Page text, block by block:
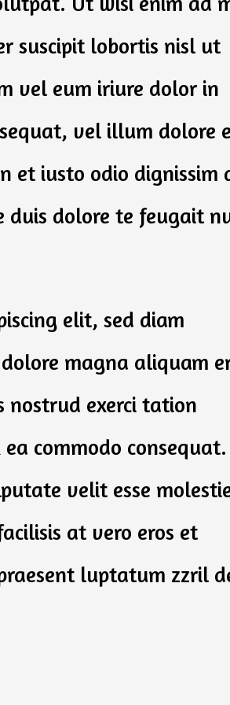
suscipit lobortis nisl ut
vel eum iriure dolor in
vel illum dolore
et iusto odio dignissim
duis dolore te feugait
elit, sed diam
magna aliquam
exerci tation
commodo consequat.
velit esse
at vero eros et
luptatum zzril